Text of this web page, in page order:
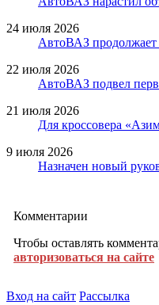
24 июля 2026
АвтоВАЗ
22 июля 2026
АвтоВАЗ подвел
21 июля 2026
Для кроссовера
9 июля 2026
Назначен новый
Комментарии
Чтобы оставлять
авторизоваться на сайте
Вход на сайт Рассылка